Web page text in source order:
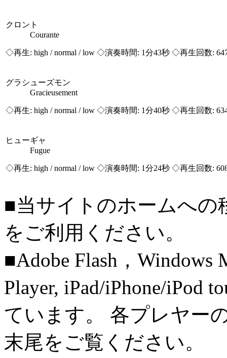
クロント
Courante
◇再生: high / normal / low ◇演奏時間: 1分43秒 ◇再生回数:
グラシューズモン
Gracieusement
◇再生: high / normal / low ◇演奏時間: 1分40秒 ◇再生回数:
ヒューギャ
Fugue
◇再生: high / normal / low ◇演奏時間: 1分24秒 ◇再生回数:
■当サイトのホームへの
をご利用ください。
■Adobe Flash，Windows
Player, iPad/iPhone/iPod
ています。 各プレヤー
末尾をご覧ください。